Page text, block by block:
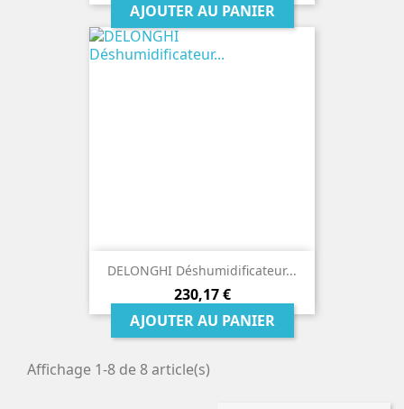
AJOUTER AU PANIER
DELONGHI Déshumidificateur...
Prix
230,17 €
AJOUTER AU PANIER
Affichage 1-8 de 8 article(s)